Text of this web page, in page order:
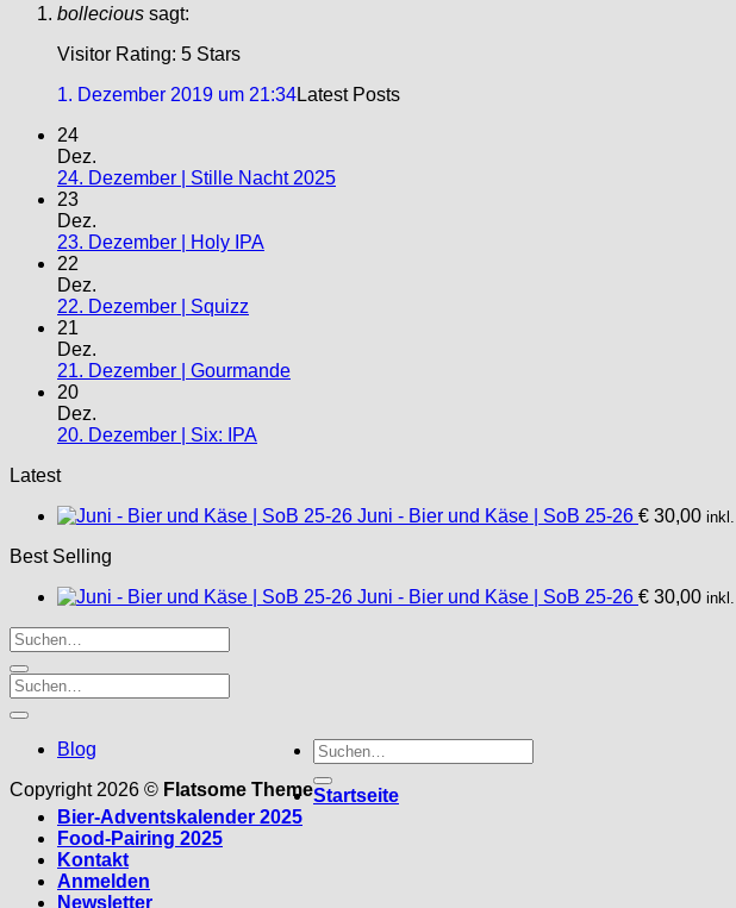
bollecious sagt:
Visitor Rating: 5 Stars
1. Dezember 2019 um 21:34Latest Posts
24
Dez.
24. Dezember | Stille Nacht 2025
23
Dez.
23. Dezember | Holy IPA
22
Dez.
22. Dezember | Squizz
21
Dez.
21. Dezember | Gourmande
20
Dez.
20. Dezember | Six: IPA
Latest
Juni - Bier und Käse | SoB 25-26 € 30,00
Best Selling
Juni - Bier und Käse | SoB 25-26 € 30,00
Blog
Copyright 2026 © Flatsome Theme
Suche
nach:
Startseite
Bier-Adventskalender 2025
Food-Pairing 2025
Kontakt
Anmelden
Newsletter